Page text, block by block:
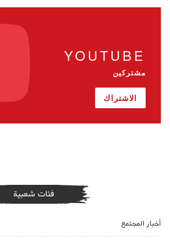
YOUTUBE
مشتركين
الاشتراك
فئات شعبية
أخبار المجتمع